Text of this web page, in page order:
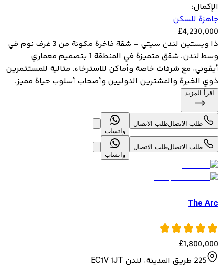
الإكمال:
جاهزة للسكن
£4,230,000
ذا ويستين لندن سيتي – شقة فاخرة مكونة من 3 غرف نوم في
وسط لندن. شقق متميزة في المنطقة 1 بتصميم معماري
أيقوني، مع شرفات خاصة وأماكن للاسترخاء. مثالية للمستثمرين
ذوي الخبرة والمشترين الدوليين وأصحاب أسلوب حياة مميز.
اقرأ المزيد
طلب الاتصالطلب الاتصال
واتساب
طلب الاتصالطلب الاتصال
واتساب
The Arc
£1,800,000
225 طريق المدينة، لندن EC1V 1JT